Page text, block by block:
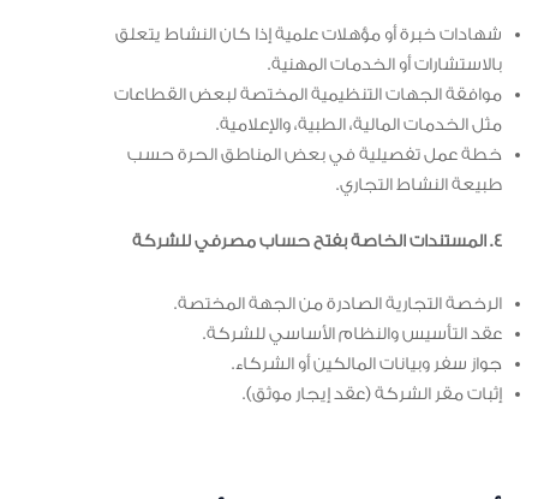
شهادات خبرة أو مؤهلات علمية إذا كان النشاط يتعلق
بالاستشارات أو الخدمات المهنية.
موافقة الجهات التنظيمية المختصة لبعض القطاعات
مثل الخدمات المالية، الطبية، والإعلامية.
خطة عمل تفصيلية في بعض المناطق الحرة حسب
طبيعة النشاط التجاري.
4. المستندات الخاصة بفتح حساب مصرفي للشركة
الرخصة التجارية الصادرة من الجهة المختصة.
عقد التأسيس والنظام الأساسي للشركة.
جواز سفر وبيانات المالكين أو الشركاء.
إثبات مقر الشركة (عقد إيجار موثق).